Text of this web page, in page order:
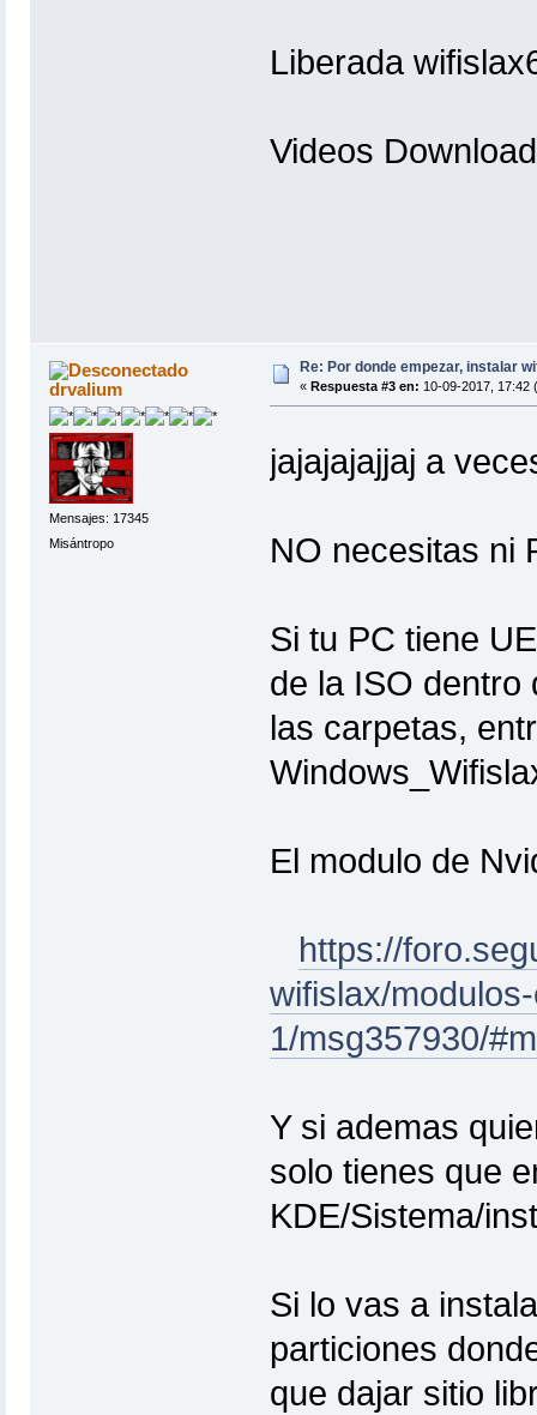
Liberada
Videos
drvalium
Mensajes: 17345
Misántropo
Re: Por donde empezar, instalar
« Respuesta #3 en: 10-09-2017, 17:42
jajajajajjaj a
NO necesitas ni
Si tu PC tiene
de la ISO dentro
las carpetas,
El modulo de
https://
wifislax/
1/msg357930/
Y si ademas
solo tienes que
KDE/Sistema/
Si lo vas a
particiones
que dajar sitio